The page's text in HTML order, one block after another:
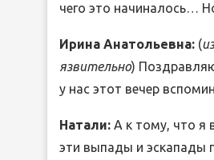
чего это начиналось…
Ирина Анатольевна: (
язвительно)
у нас этот вечер
Натали: А к тому, что я
эти выпады и эскапады